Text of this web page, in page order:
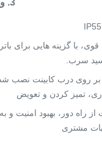
3. ویژگی های کابینت
با گزینه هایی برای
سرب.
بر روی درب کابینت نصب
تمیز کردن و تعویض
از راه دور، بهبود امنیت و
مشتری